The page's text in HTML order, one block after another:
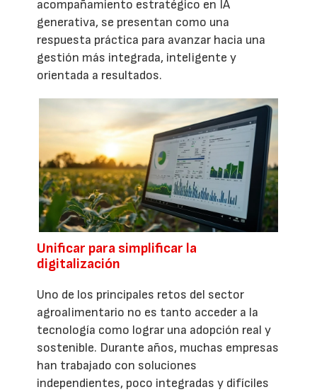
acompañamiento estratégico en IA
generativa, se presentan como una
respuesta práctica para avanzar hacia una
gestión más integrada, inteligente y
orientada a resultados.
Unificar para simplificar la
digitalización
Uno de los principales retos del sector
agroalimentario no es tanto acceder a la
tecnología como lograr una adopción real y
sostenible. Durante años, muchas empresas
han trabajado con soluciones
independientes, poco integradas y difíciles